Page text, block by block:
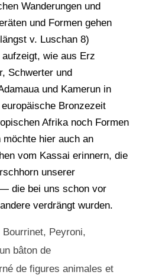
Wanderungen und
und Formen gehen
v. Luschan 8)
wie aus Erz
Schwerter und
und Kamerun in
Bronzezeit
Afrika noch Formen
hier auch an
vom Kassai erinnern, die
unserer
die bei uns schon vor
verdrängt wurden.
Peyroni,
bâton de
de figures animales et